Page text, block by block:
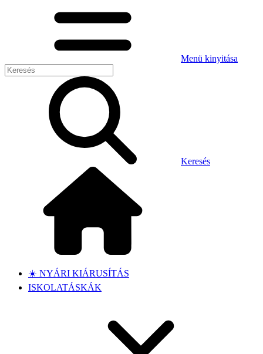
Menü kinyitása
Keresés
☀️ NYÁRI KIÁRUSÍTÁS
ISKOLATÁSKÁK